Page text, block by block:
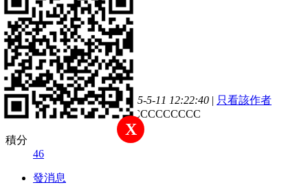
rosphp
2
主題
4
帖子
46
積分
新手上路
積分
46
發消息
41#
發表於 2015-5-11 12:22:40 | 只看該作者
XCCCCCCCCCCCCCCCC
X